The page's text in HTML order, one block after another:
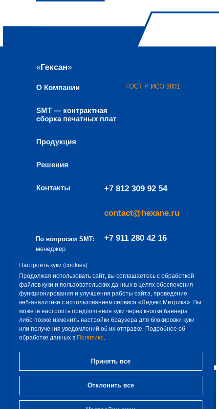
Настроить куки (cookies)
Продолжая использовать сайт, вы соглашаетесь с обработкой
файлов куки и пользовательских данных в целях обеспечения
функционирования и улучшения работы сайта, проведение
веб‑аналитики с использованием сервиса «Яндекс Метрика». Вы
можете настроить предпочтения куки через кнопки баннера
либо позже изменить настройки браузера для блокировки куки
или получения уведомлений об их отправке. Подробнее об
обработке данных в Политике
Принять все
Отклонить все
«Гексан»
Решения
Продукция
SMT — контрактная
сборка печатных плат
О Компании ГОСТ Р ИСО 9001
Эксклюзивный дистрибьютор продукции
ООО «Гексан» — ООО «Снабремсервис»
+7 812 309 75 93
Контакты +7 812 309 92 54
contact@hexane.ru
менеджер
– Алексей Баев
По вопросам SMT: +7 911 280 42 16
192007, г. Санкт-Петербург,
вн.тер.г. МО Волковское,